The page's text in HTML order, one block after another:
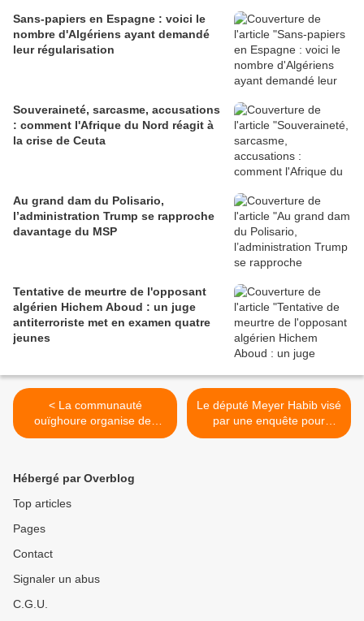
Sans-papiers en Espagne : voici le
nombre d'Algériens ayant demandé
leur régularisation
Souveraineté, sarcasme, accusations
: comment l'Afrique du Nord réagit à
la crise de Ceuta
Au grand dam du Polisario,
l’administration Trump se rapproche
davantage du MSP
Tentative de meurtre de l'opposant
algérien Hichem Aboud : un juge
antiterroriste met en examen quatre
jeunes
< La communauté
ouïghoure organise des
manifestations en Turquie
Le député Meyer Habib visé
par une enquête pour
"détournements de fonds
Hébergé par Overblog
Top articles
Pages
Contact
Signaler un abus
C.G.U.